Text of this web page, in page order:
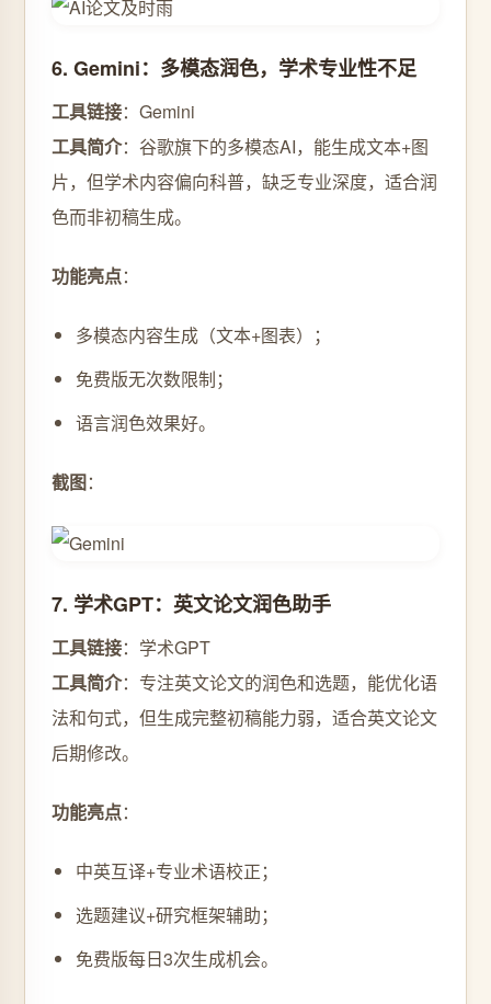
6. Gemini：多模态润色，学术专业性不足
工具链接：Gemini
工具简介：谷歌旗下的多模态AI，能生成文本+图
片，但学术内容偏向科普，缺乏专业深度，适合润
色而非初稿生成。
功能亮点：
多模态内容生成（文本+图表）；
免费版无次数限制；
语言润色效果好。
截图：
7. 学术GPT：英文论文润色助手
工具链接：学术GPT
工具简介：专注英文论文的润色和选题，能优化语
法和句式，但生成完整初稿能力弱，适合英文论文
后期修改。
功能亮点：
中英互译+专业术语校正；
选题建议+研究框架辅助；
免费版每日3次生成机会。